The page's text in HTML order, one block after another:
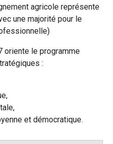
agricole représente
une majorité pour le
oriente le programme
:
et démocratique.